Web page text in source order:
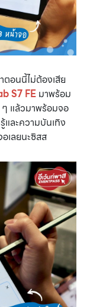
ตอนนี้ไม่ต้องเสีย
S7 FE มาพร้อม
ๆ แล้วมาพร้อมจอ
และความบันเทิง
เลยนะซิสส